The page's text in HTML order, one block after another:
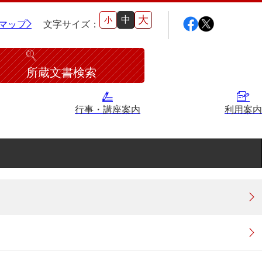
ップ 文字サイズ： 小 中 大
所蔵文書検索
行事・講座案内 利用案内